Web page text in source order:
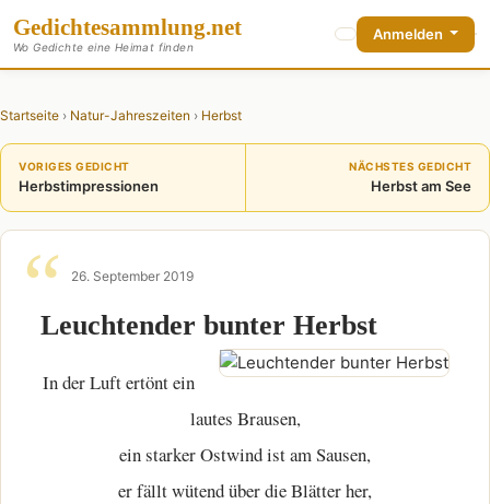
Gedichtesammlung.net
Wo Gedichte eine Heimat finden
Anmelden
Startseite › Natur-Jahreszeiten › Herbst
VORIGES GEDICHT
Herbstimpressionen
NÄCHSTES GEDICHT
Herbst am See
26. September 2019
Leuchtender bunter Herbst
In der Luft ertönt ein
lautes Brausen,
ein starker Ostwind ist am Sausen,
er fällt wütend über die Blätter her,